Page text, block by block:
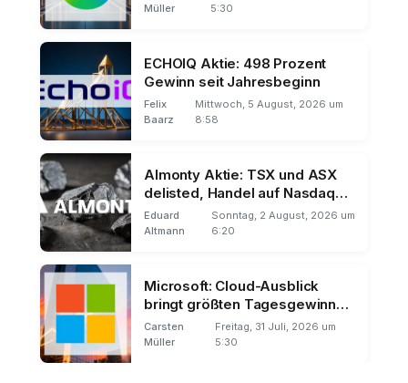
Müller
5:30
ECHOIQ Aktie: 498 Prozent
Gewinn seit Jahresbeginn
Felix
Baarz
Mittwoch, 5 August, 2026 um
8:58
Almonty Aktie: TSX und ASX
delisted, Handel auf Nasdaq
und Frankfurt
Eduard
Altmann
Sonntag, 2 August, 2026 um
6:20
Microsoft: Cloud-Ausblick
bringt größten Tagesgewinn
der Börsengeschichte
Carsten
Müller
Freitag, 31 Juli, 2026 um
5:30